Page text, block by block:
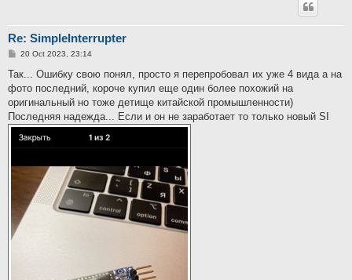
Re: SimpleInterrupter
P
s
20 Oct 2023, 23:14
Так... Ошибку свою понял, просто я перепробовал их уже 4 вида а на
фото последний, короче купил еще один более похожий на
оригинальный но тоже детище китайской промышленности)
Последняя надежда... Если и он не заработает то только новый SI